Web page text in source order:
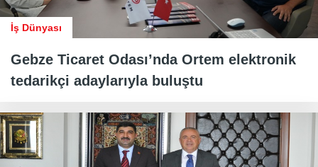
İş Dünyası
Gebze Ticaret Odası’nda Ortem elektronik
tedarikçi adaylarıyla buluştu